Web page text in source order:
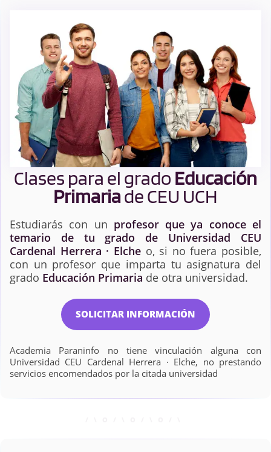
Clases para el grado Educación
Primariade CEU UCH
Estudiarás con un profesor que ya conoce el
temario de tu grado de Universidad CEU
Cardenal Herrera · Elcheo, si no fuera posible,
con un profesor que imparta tu asignatura del
grado Educación Primaria de otra universidad.
SOLICITAR INFORMACIÓN
Academia Paraninfo no tiene vinculación alguna con
Universidad CEU Cardenal Herrera · Elche, no prestando
servicios encomendados por la citada universidad